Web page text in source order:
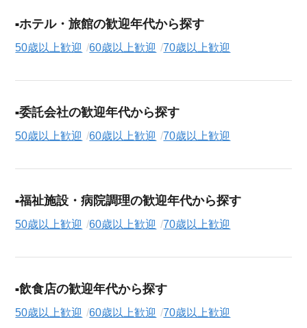
ホテル・旅館の歓迎年代から探す
50歳以上歓迎 60歳以上歓迎 70歳以上歓迎
委託会社の歓迎年代から探す
50歳以上歓迎 60歳以上歓迎 70歳以上歓迎
福祉施設・病院調理の歓迎年代から探す
50歳以上歓迎 60歳以上歓迎 70歳以上歓迎
飲食店の歓迎年代から探す
50歳以上歓迎 60歳以上歓迎 70歳以上歓迎